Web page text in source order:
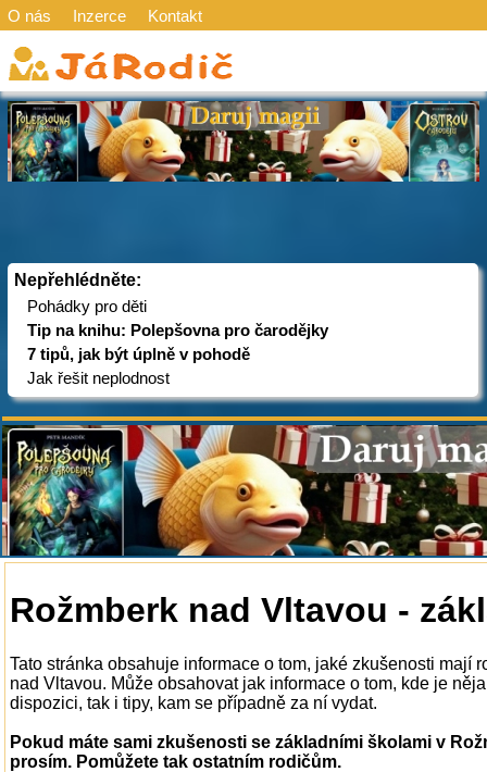
O nás Inzerce Kontakt
Nepřehlédněte:
Pohádky pro děti
Tip na knihu: Polepšovna pro čarodějky
7 tipů, jak být úplně v pohodě
Jak řešit neplodnost
Rožmberk nad Vltavou -
Tato stránka obsahuje informace o tom, jaké zkušenosti mají
nad Vltavou. Může obsahovat jak informace o tom, kde je
dispozici, tak i tipy, kam se případně za ní vydat.
Pokud máte sami zkušenosti se základními školami v
prosím. Pomůžete tak ostatním rodičům.